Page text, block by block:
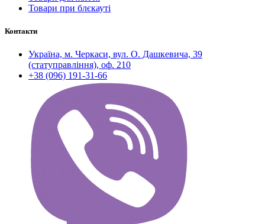
Товари при блєкауті
Контакти
Україна, м. Черкаси, вул. О. Дашкевича, 39
(статуправління), оф. 210
+38 (096) 191-31-66